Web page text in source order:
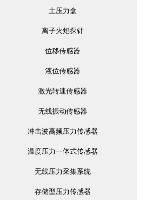
土压力盒
离子火焰探针
位移传感器
液位传感器
激光转速传感器
无线振动传感器
冲击波高频压力传感器
温度压力一体式传感器
无线压力采集系统
存储型压力传感器